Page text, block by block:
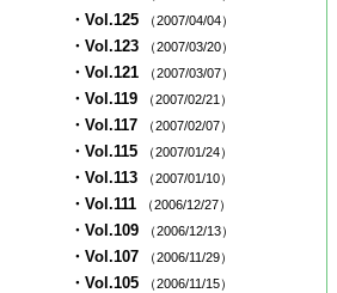
・Vol.125 （2007/04/04）
・Vol.123 （2007/03/20）
・Vol.121 （2007/03/07）
・Vol.119 （2007/02/21）
・Vol.117 （2007/02/07）
・Vol.115 （2007/01/24）
・Vol.113 （2007/01/10）
・Vol.111 （2006/12/27）
・Vol.109 （2006/12/13）
・Vol.107 （2006/11/29）
・Vol.105 （2006/11/15）